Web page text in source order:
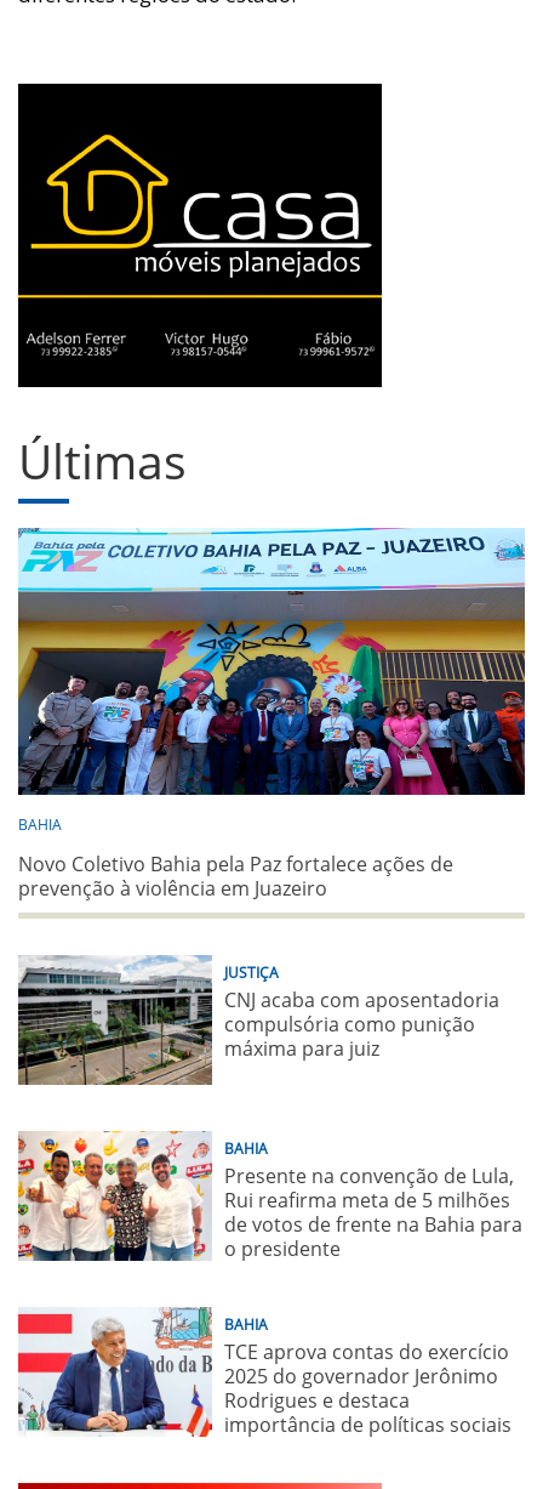
Últimas
BAHIA
Novo Coletivo Bahia pela Paz fortalece ações de
prevenção à violência em Juazeiro
JUSTIÇA
CNJ acaba com aposentadoria
compulsória como punição
máxima para juiz
BAHIA
Presente na convenção de Lula,
Rui reafirma meta de 5 milhões
de votos de frente na Bahia para
o presidente
BAHIA
TCE aprova contas do exercício
2025 do governador Jerônimo
Rodrigues e destaca
importância de políticas sociais